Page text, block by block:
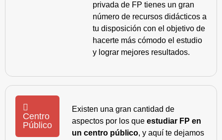
privada de FP tienes un gran
número de recursos didácticos a
tu disposición con el objetivo de
hacerte más cómodo el estudio
y lograr mejores resultados.
Centro
Público
Existen una gran cantidad de
aspectos por los que estudiar FP en
un centro público, y aquí te dejamos